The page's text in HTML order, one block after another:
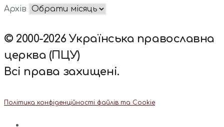
Архів
© 2000-2026 Українська православна
церква (ПЦУ)
Всі права захищені.
Політика конфіденційності файлів та Cookie